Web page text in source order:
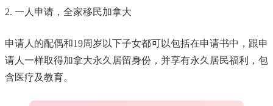
2. 一人申请，全家移民加拿大
申请人的配偶和19周岁以下子女都可以包括在申请书中，跟申
请人一样取得加拿大永久居留身份，并享有永久居民福利，包
含医疗及教育。